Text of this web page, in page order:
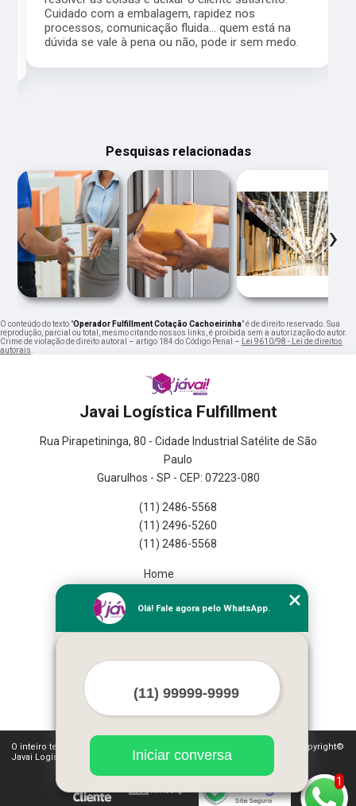
Cuidado com a embalagem, rapidez nos
processos, comunicação fluida... quem está na
dúvida se vale à pena ou não, pode ir sem medo.
Pesquisas relacionadas
‹ ›
O conteúdo do texto "Operador Fulfillment Cotação Cachoeirinha" é de direito reservado. Sua
reprodução, parcial ou total, mesmo citando nossos links, é proibida sem a autorização do autor.
Crime de violação de direito autoral – artigo 184 do Código Penal –
Lei 9610/98 - Lei de direitos
autorais
Javai Logística Fulfillment
Rua Pirapetininga, 80 - Cidade Industrial Satélite de São
Paulo
Guarulhos - SP - CEP: 07223-080
(11) 2486-5568
(11) 2496-5260
(11) 2486-5568
Home
Missão
O inteiro teor deste site está sujeito à proteção de direitos autorais. Copyright©
Javai Logística Fulfillment (Lei 9610 de 19/02/1998)
1
Olá! Fale agora pelo WhatsApp.
Iniciar conversa